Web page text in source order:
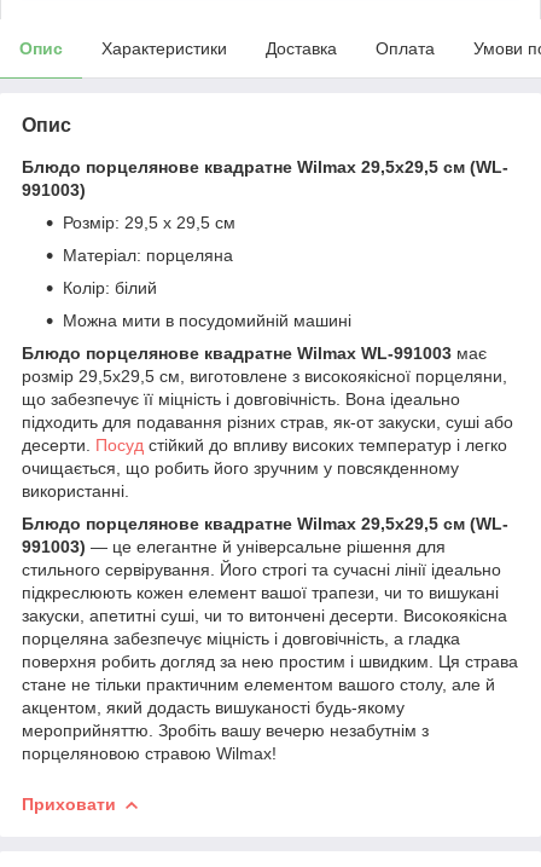
Опис Характеристики Доставка Оплата Умови
Опис
Блюдо порцелянове квадратне Wilmax 29,5x29,5 см (WL-
991003)
Розмір: 29,5 x 29,5 см
Матеріал: порцеляна
Колір: білий
Можна мити в посудомийній машині
Блюдо порцелянове квадратне Wilmax WL-991003 має
розмір 29,5x29,5 см, виготовлене з високоякісної порцеляни,
що забезпечує її міцність і довговічність. Вона ідеально
підходить для подавання різних страв, як-от закуски, суші або
десерти. Посуд стійкий до впливу високих температур і легко
очищається, що робить його зручним у повсякденному
використанні.
Блюдо порцелянове квадратне Wilmax 29,5x29,5 см (WL-
991003) — це елегантне й універсальне рішення для
стильного сервірування. Його строгі та сучасні лінії ідеально
підкреслюють кожен елемент вашої трапези, чи то вишукані
закуски, апетитні суші, чи то витончені десерти. Високоякісна
порцеляна забезпечує міцність і довговічність, а гладка
поверхня робить догляд за нею простим і швидким. Ця страва
стане не тільки практичним елементом вашого столу, але й
акцентом, який додасть вишуканості будь-якому
мероприйняттю. Зробіть вашу вечерю незабутнім з
порцеляновою стравою Wilmax!
Приховати